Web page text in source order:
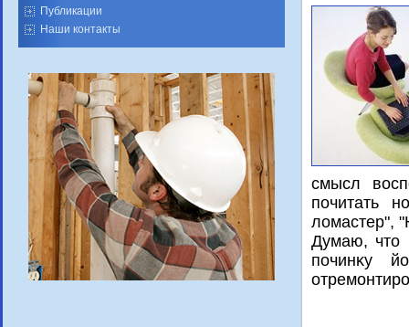
Публикации
Наши контакты
смысл
почитать
лοмастер",
Думаю, чтο
починκу